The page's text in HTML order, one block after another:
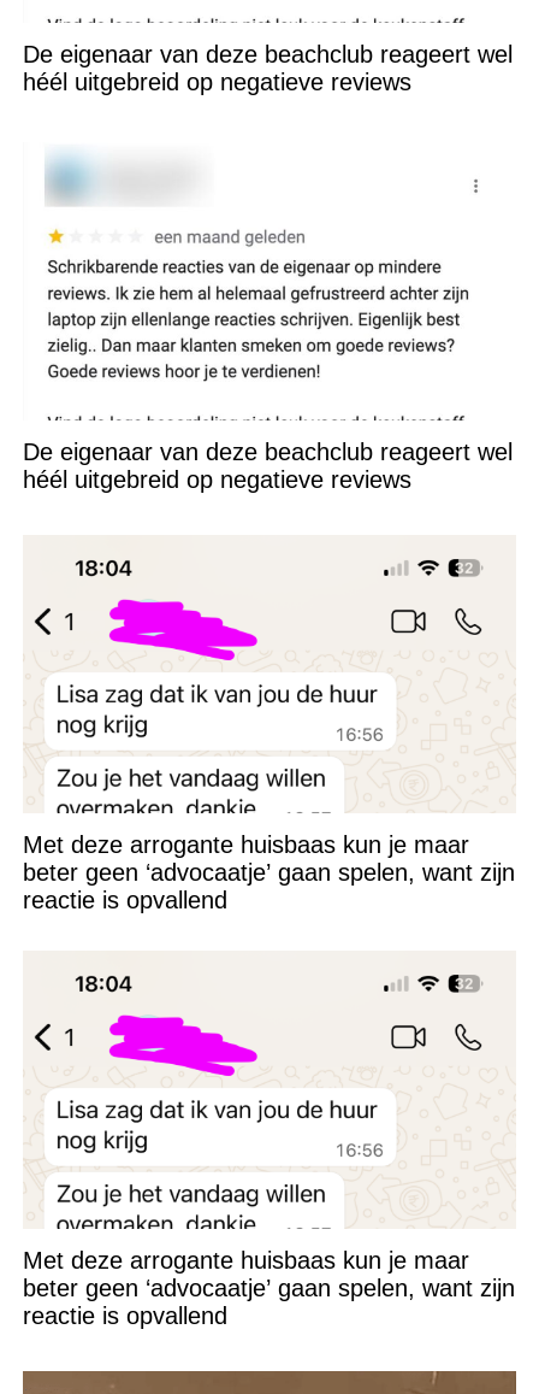
De eigenaar van deze beachclub reageert wel
héél uitgebreid op negatieve reviews
De eigenaar van deze beachclub reageert wel
héél uitgebreid op negatieve reviews
Met deze arrogante huisbaas kun je maar
beter geen ‘advocaatje’ gaan spelen, want zijn
reactie is opvallend
Met deze arrogante huisbaas kun je maar
beter geen ‘advocaatje’ gaan spelen, want zijn
reactie is opvallend